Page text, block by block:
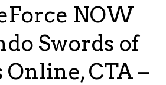
NOW
Swords of
Online, CTA –